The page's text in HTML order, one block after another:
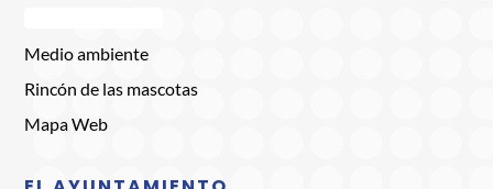
Medio ambiente
Rincón de las mascotas
Mapa Web